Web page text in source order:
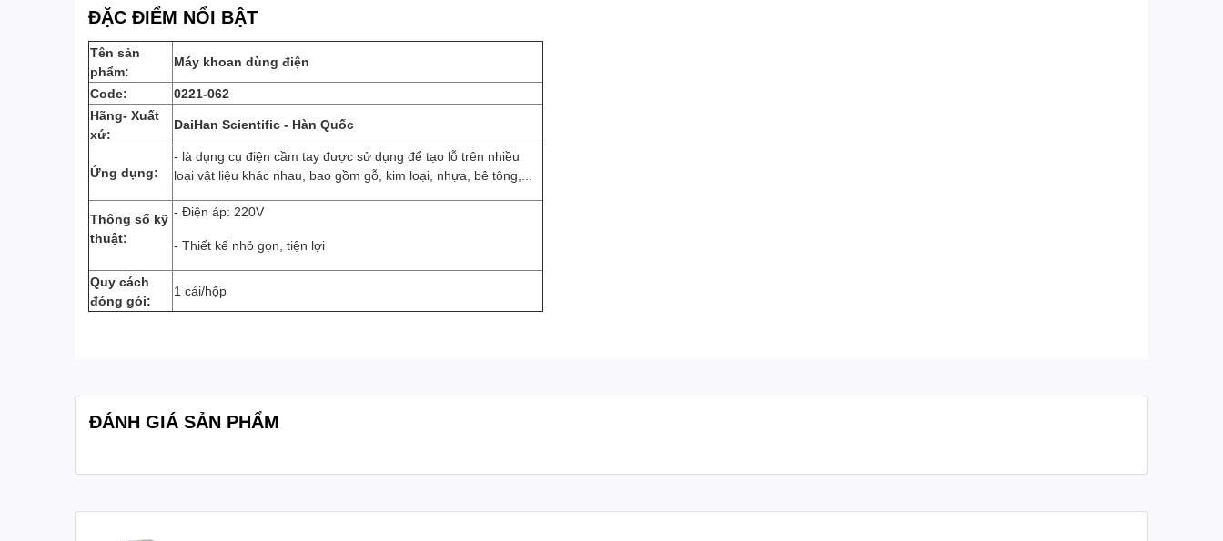
ĐẶC ĐIỂM NỔI BẬT
Tên sản
phẩm:
Máy khoan dùng điện
Code:
0221-062
Hãng- Xuất
xứ:
DaiHan Scientific - Hàn Quốc
Ứng dụng:
- là dụng cụ điện cầm tay được sử dụng để tạo lỗ trên nhiều
loại vật liệu khác nhau, bao gồm gỗ, kim loại, nhựa, bê tông,...
Thông số kỹ
thuật:
- Điện áp: 220V
- Thiết kế nhỏ gọn, tiện lợi
Quy cách
đóng gói:
1 cái/hộp
ĐÁNH GIÁ SẢN PHẨM